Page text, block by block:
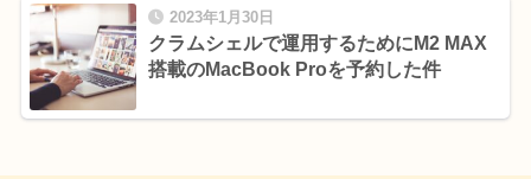
2023年1月30日
クラムシェルで運用するためにM2 MAX
搭載のMacBook Proを予約した件